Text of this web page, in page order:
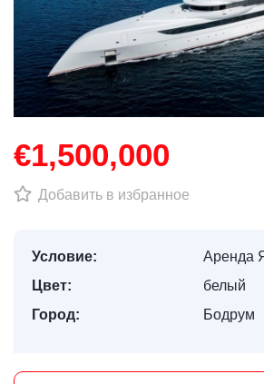
€1,500,000
Добавить в избранное
Условие:
Аренда
Цвет:
белый
Город:
Бодрум